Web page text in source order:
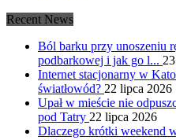
Recent News
Ból barku przy unoszeniu
podbarkowej i jak go l...
Internet stacjonarny w
światłowód? 22 lipca 2026
Upał w mieście nie
pod Tatry 22 lipca 2026
Dlaczego krótki weekend